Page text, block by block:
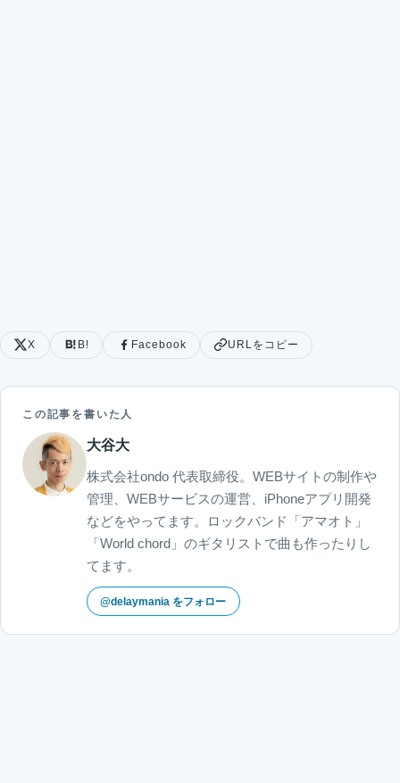
X B! Facebook URLをコピー
この記事を書いた人
大谷大
株式会社ondo 代表取締役。WEBサイトの制作や
管理、WEBサービスの運営、iPhoneアプリ開発
などをやってます。ロックバンド「アマオト」
「World chord」のギタリストで曲も作ったりし
てます。
@delaymania をフォロー